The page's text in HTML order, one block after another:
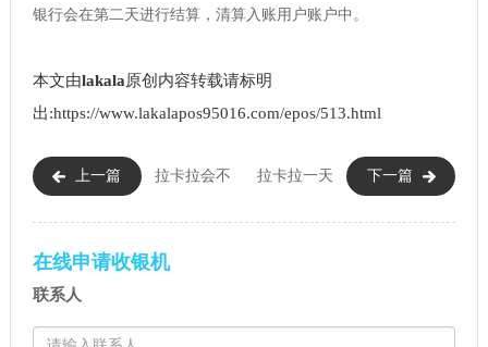
银行会在第二天进行结算，清算入账用户账户中。
本文由lakala原创内容转载请标明
出:https://www.lakalapos95016.com/epos/513.html
上一篇 拉卡拉会不
钱吗）
下一篇
拉卡拉一天
在线申请收银机
联系人